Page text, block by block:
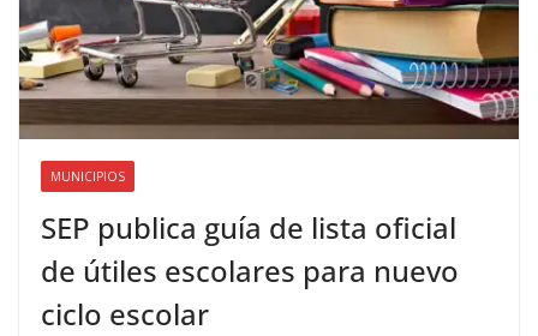
MUNICIPIOS
SEP publica guía de lista oficial
de útiles escolares para nuevo
ciclo escolar